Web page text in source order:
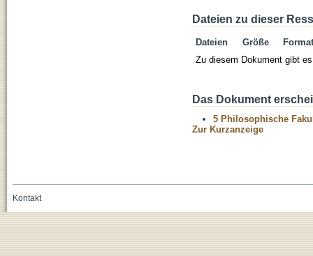
Dateien zu dieser
Dateien Größe
Format
Zu diesem Dokument gibt
Das Dokument
5 Philosophische
Zur Kurzanzeige
Kontakt